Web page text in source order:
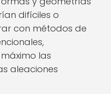
difíciles o
con métodos de
las
aleaciones